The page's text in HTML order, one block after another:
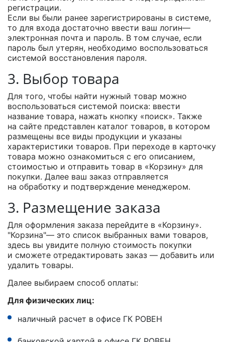
регистрации.
Если вы были ранее зарегистрированы в системе,
то для входа достаточно ввести ваш логин—
электронная почта и пароль. В том случае, если
пароль был утерян, необходимо воспользоваться
системой восстановления пароля.
3. Выбор товара
Для того, чтобы найти нужный товар можно
воспользоваться системой поиска: ввести
название товара, нажать кнопку «поиск». Также
на сайте представлен каталог товаров, в котором
размещены все виды продукции и указаны
характеристики товаров. При переходе в карточку
товара можно ознакомиться с его описанием,
стоимостью и отправить товар в «Корзину» для
покупки. Далее ваш заказ отправляется
на обработку и подтверждение менеджером.
3. Размещение заказа
Для оформления заказа перейдите в «Корзину».
"Корзина"— это список выбранных вами товаров,
здесь вы увидите полную стоимость покупки
и сможете отредактировать заказ — добавить или
удалить товары.
Далее выбираем способ оплаты:
Для физических лиц:
наличный расчет в офисе ГК РОВЕН